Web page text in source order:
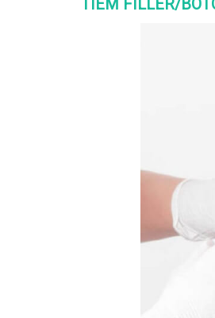
TIÊM FILLER/